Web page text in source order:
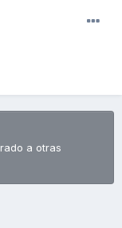
a otras